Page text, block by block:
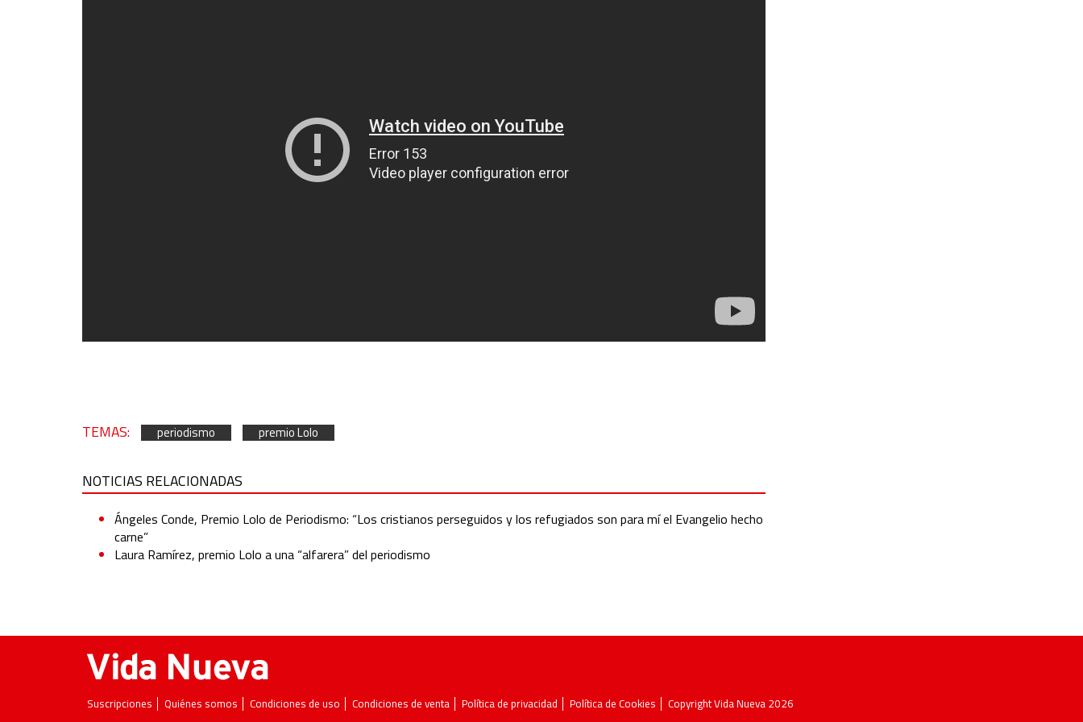
TEMAS: periodismo premio Lolo
NOTICIAS RELACIONADAS
Ángeles Conde, Premio Lolo de Periodismo: “Los cristianos perseguidos y los refugiados son para mí el Evangelio hecho
carne”
Laura Ramírez, premio Lolo a una “alfarera” del periodismo
Suscripciones Quiénes somos Condiciones de uso Condiciones de venta Política de privacidad Política de Cookies Copyright Vida Nueva 2026